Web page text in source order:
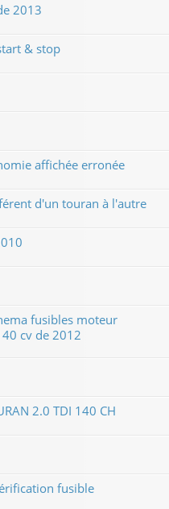
2013
& stop
affichée erronée
d'un touran à l'autre
fusibles moteur
cv de 2012
2.0 TDI 140 CH
fusible